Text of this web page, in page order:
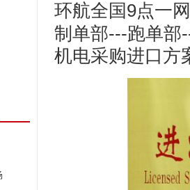
环航全国9点一
制单部---跑单部
机电采购进口方